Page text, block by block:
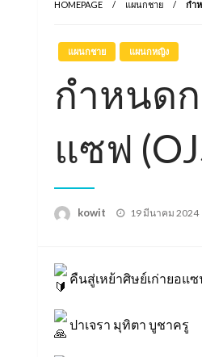
HOMEPAGE แผนกชาย กำ
แผนกชาย แผนกหญิง
กำหนด
แซฟ
kowit
Posted
19 มีนาคม 2024
คืนสู่เหย้าศิษย์เก่ายอแซ
ปาเจรา มุทิตา บูชาครู